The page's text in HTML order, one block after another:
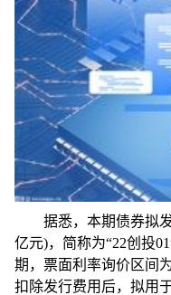
据悉，本期债券拟
亿元)，简称为“22创投
期，票面利率询价区间
扣除发行费用后，拟用